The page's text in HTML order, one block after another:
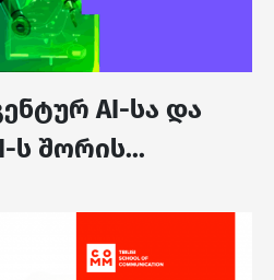
AI-სა და
ს შორის...